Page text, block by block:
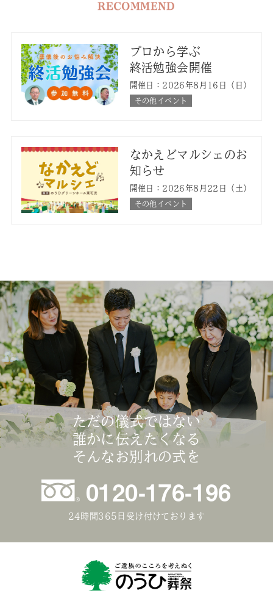
RECOMMEND
プロから学ぶ
終活勉強会開催
開催日：2026年8月16日（日）
その他イベント
なかえどマルシェのお
知らせ
開催日：2026年8月22日（土）
その他イベント
ただの儀式ではない
誰かに伝えたくなる
そんなお別れの式を
0120-176-196
24時間365日受け付けております